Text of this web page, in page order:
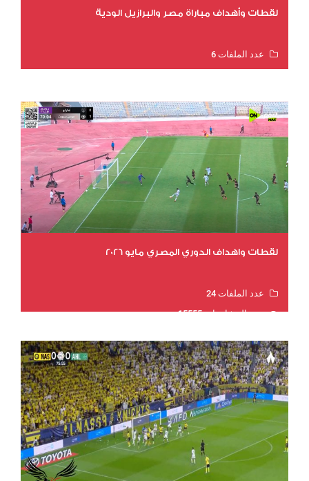
لقطات وأهداف مباراة مصر والبرازيل الودية
عدد الملفات 6
لقطات واهداف الدوري المصري مايو 2026
عدد الملفات 24
عدد المشاهدات 15555